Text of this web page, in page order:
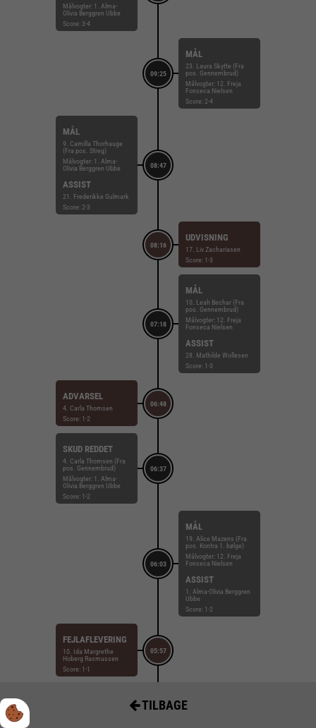
Målvogter: 1. Alma-
Olivia Berggren Ubbe
Score: 3-4
09:25
MÅL
23. Laura Skytte (Fra
pos. Gennembrud)
Målvogter: 12. Freja
Fonseca Nielsen
Score: 2-4
08:47
MÅL
9. Camilla Thorhauge
(Fra pos. Streg)
Målvogter: 1. Alma-
Olivia Berggren Ubbe
ASSIST
21. Frederikke Gulmark
Score: 2-3
08:16
UDVISNING
17. Liv Zachariasen
Score: 1-3
07:18
MÅL
10. Leah Bechar (Fra
pos. Gennembrud)
Målvogter: 12. Freja
Fonseca Nielsen
ASSIST
28. Mathilde Wollesen
Score: 1-3
06:48
ADVARSEL
4. Carla Thomsen
Score: 1-2
06:37
SKUD REDDET
4. Carla Thomsen (Fra
pos. Gennembrud)
Målvogter: 1. Alma-
Olivia Berggren Ubbe
Score: 1-2
06:03
MÅL
19. Alice Mazens (Fra
pos. Kontra 1. bølge)
Målvogter: 12. Freja
Fonseca Nielsen
ASSIST
1. Alma-Olivia Berggren
Ubbe
Score: 1-2
05:57
FEJLAFLEVERING
10. Ida Margrethe
Hoberg Rasmussen
Score: 1-1
05:36
ADVARSEL
17. Liv Zachariasen
TILBAGE